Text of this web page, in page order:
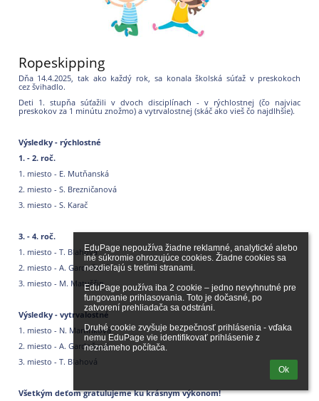
EduPage nepoužíva žiadne reklamné, analytické alebo
iné súkromie ohrozujúce cookies. Žiadne cookies sa
nezdieľajú s tretími stranami.
EduPage používa iba 2 cookie – jedno nevyhnutné pre
fungovanie prihlasovania. Toto je dočasné, po
zatvorení prehliadača sa odstráni.
Druhé cookie zvyšuje bezpečnosť prihlásenia - vďaka
nemu EduPage vie identifikovať prihlásenie z
neznámeho počítača.
Ok
Ropeskipping
Dňa 14.4.2025, tak ako každý rok, sa konala školská súťaž v preskokoch
cez švihadlo.
Deti 1. stupňa súťažili v dvoch disciplínach - v rýchlostnej (čo najviac
preskokov za 1 minútu znožmo) a vytrvalostnej (skáč ako vieš čo najdlhšie).
Výsledky - rýchlostné
1. - 2. roč.
1. miesto - E. Mutňanská
2. miesto - S. Brezničanová
3. miesto - S. Karač
3. - 4. roč.
1. miesto - T. Blahová
2. miesto - A. Gardoňová
3. miesto - M. Matuščin
Výsledky - vytrvalostné
1. miesto - N. Martinková
2. miesto - A. Gardoňová
3. miesto - T. Blahová
Všetkým deťom gratulujeme ku krásnym výkonom!